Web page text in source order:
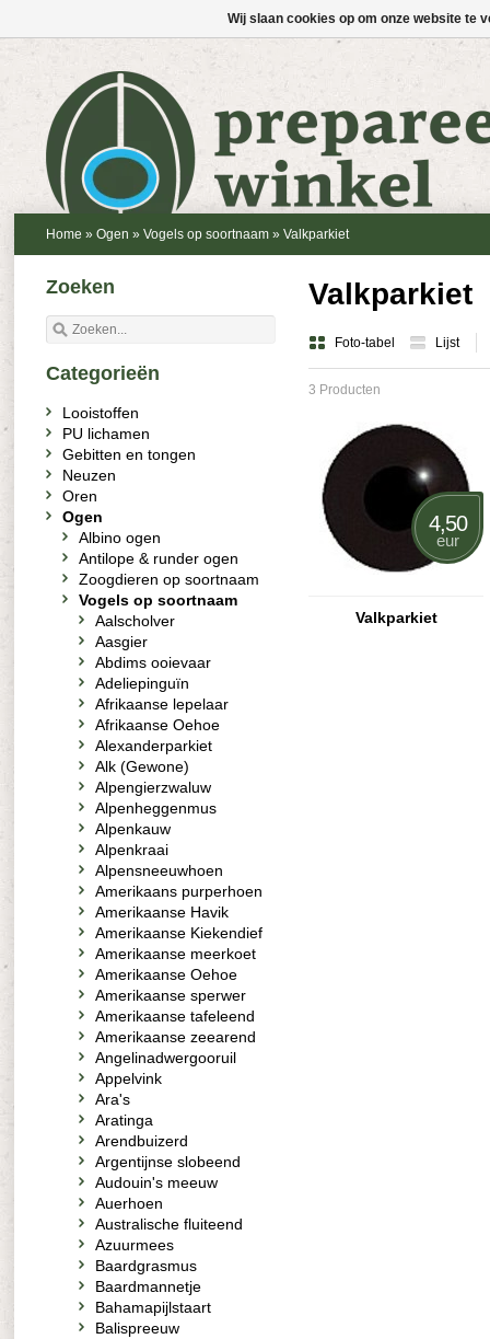
Home » Ogen » Vogels op soortnaam » Valkparkiet
Valkparkiet
Foto-tabel Lijst
3 Producten
4,50
eur
Valkparkiet
Zoeken
Categorieën
Looistoffen
PU lichamen
Gebitten en tongen
Neuzen
Oren
Ogen
Albino ogen
Antilope & runder ogen
Zoogdieren op soortnaam
Vogels op soortnaam
Aalscholver
Aasgier
Abdims ooievaar
Adeliepinguïn
Afrikaanse lepelaar
Afrikaanse Oehoe
Alexanderparkiet
Alk (Gewone)
Alpengierzwaluw
Alpenheggenmus
Alpenkauw
Alpenkraai
Alpensneeuwhoen
Amerikaans purperhoen
Amerikaanse Havik
Amerikaanse Kiekendief
Amerikaanse meerkoet
Amerikaanse Oehoe
Amerikaanse sperwer
Amerikaanse tafeleend
Amerikaanse zeearend
Angelinadwergooruil
Appelvink
Ara's
Aratinga
Arendbuizerd
Argentijnse slobeend
Audouin's meeuw
Auerhoen
Australische fluiteend
Azuurmees
Baardgrasmus
Baardmannetje
Bahamapijlstaart
Balispreeuw
Wij slaan cookies op om onze website te